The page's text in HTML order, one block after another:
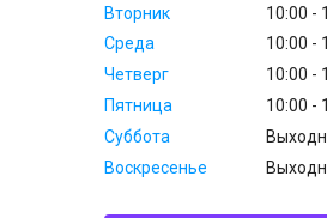
Вторник
10:00
Среда
10:00
Четверг
10:00
Пятница
10:00
Суббота
Воскресенье